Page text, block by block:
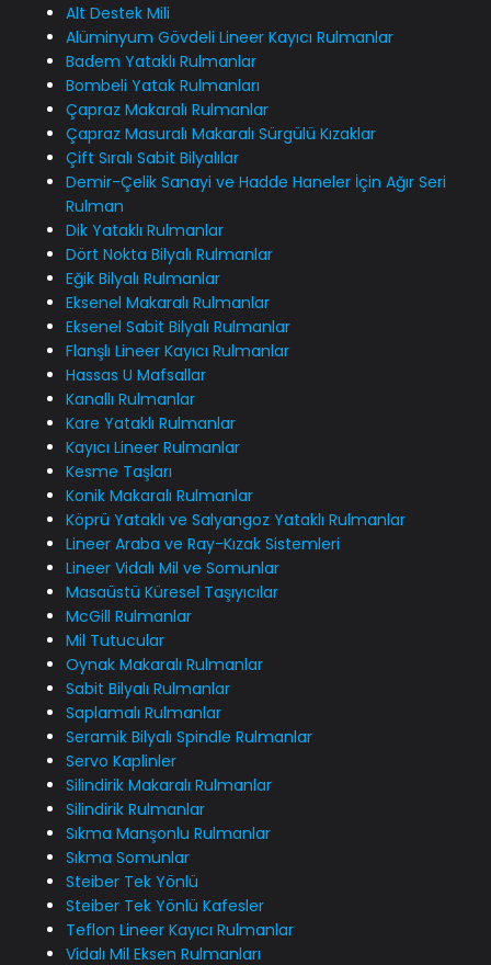
Alt Destek Mili
Alüminyum Gövdeli Lineer Kayıcı Rulmanlar
Badem Yataklı Rulmanlar
Bombeli Yatak Rulmanları
Çapraz Makaralı Rulmanlar
Çapraz Masuralı Makaralı Sürgülü Kızaklar
Çift Sıralı Sabit Bilyalılar
Demir-Çelik Sanayi ve Hadde Haneler İçin Ağır Seri
Rulman
Dik Yataklı Rulmanlar
Dört Nokta Bilyalı Rulmanlar
Eğik Bilyalı Rulmanlar
Eksenel Makaralı Rulmanlar
Eksenel Sabit Bilyalı Rulmanlar
Flanşlı Lineer Kayıcı Rulmanlar
Hassas U Mafsallar
Kanallı Rulmanlar
Kare Yataklı Rulmanlar
Kayıcı Lineer Rulmanlar
Kesme Taşları
Konik Makaralı Rulmanlar
Köprü Yataklı ve Salyangoz Yataklı Rulmanlar
Lineer Araba ve Ray-Kızak Sistemleri
Lineer Vidalı Mil ve Somunlar
Masaüstü Küresel Taşıyıcılar
McGill Rulmanlar
Mil Tutucular
Oynak Makaralı Rulmanlar
Sabit Bilyalı Rulmanlar
Saplamalı Rulmanlar
Seramik Bilyalı Spindle Rulmanlar
Servo Kaplinler
Silindirik Makaralı Rulmanlar
Silindirik Rulmanlar
Sıkma Manşonlu Rulmanlar
Sıkma Somunlar
Steiber Tek Yönlü
Steiber Tek Yönlü Kafesler
Teflon Lineer Kayıcı Rulmanlar
Vidalı Mil Eksen Rulmanları